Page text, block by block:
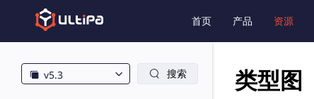
首页 产品 资源
v5.3 搜索 类型图